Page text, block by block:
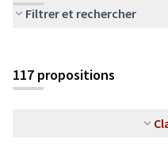
Filtrer et rechercher
+
−
117 propositions